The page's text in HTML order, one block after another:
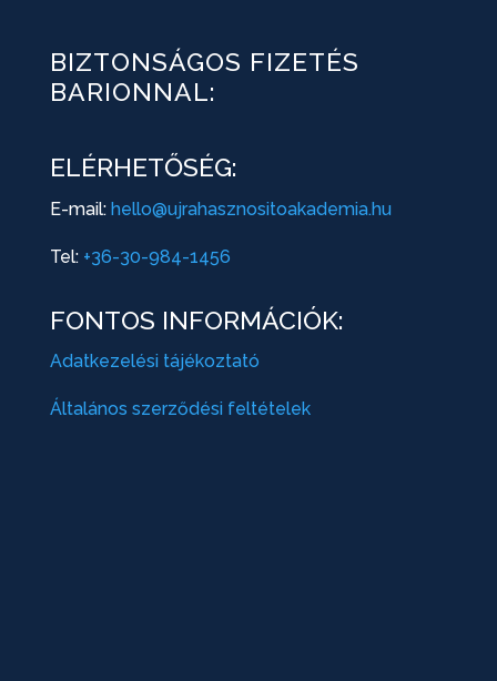
BIZTONSÁGOS FIZETÉS
BARIONNAL:
ELÉRHETŐSÉG:
E-mail: hello@ujrahasznositoakademia.hu
Tel: +36-30-984-1456
FONTOS INFORMÁCIÓK:
Adatkezelési tájékoztató
Általános szerződési feltételek